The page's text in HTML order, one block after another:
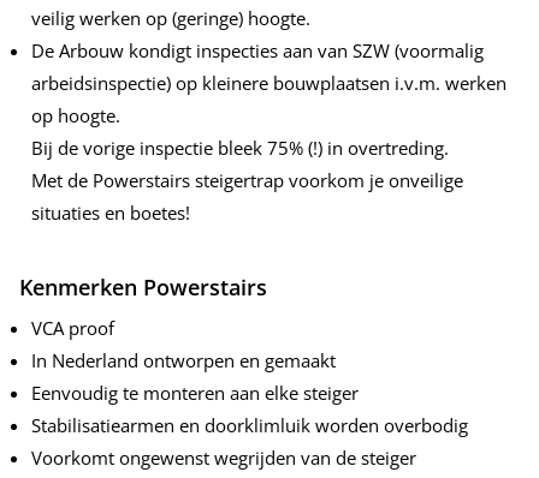
veilig werken op (geringe) hoogte.
De Arbouw kondigt inspecties aan van SZW (voormalig
arbeidsinspectie) op kleinere bouwplaatsen i.v.m. werken
op hoogte.
Bij de vorige inspectie bleek 75% (!) in overtreding.
Met de Powerstairs steigertrap voorkom je onveilige
situaties en boetes!
Kenmerken Powerstairs
VCA proof
In Nederland ontworpen en gemaakt
Eenvoudig te monteren aan elke steiger
Stabilisatiearmen en doorklimluik worden overbodig
Voorkomt ongewenst wegrijden van de steiger